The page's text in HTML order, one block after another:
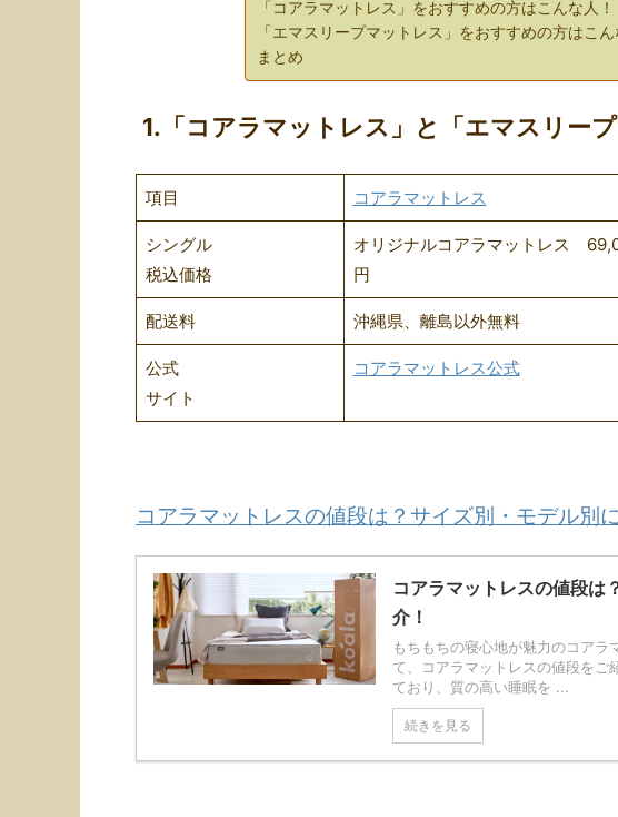
「コアラマットレス」をおすすめの方はこんな人！
「エマスリープマットレス」をおすすめの方はこん
まとめ
1.「コアラマットレス」と「エマスリー
項目 コアラマットレス
シングル
税込価格
オリジナルコアラマットレス
円
配送料 沖縄県、離島以外無料
公式
サイト
コアラマットレス公式
コアラマットレスの値段は？サイズ別・モデル別
コアラマットレスの値段は
介！
もちもちの寝心地が魅力のコアラ
て、コアラマットレスの値段を
ており、質の高い睡眠を ...
続きを見る